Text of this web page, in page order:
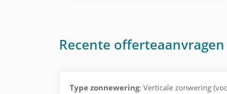
Recente
Type zonnewering: Verticale zonwering